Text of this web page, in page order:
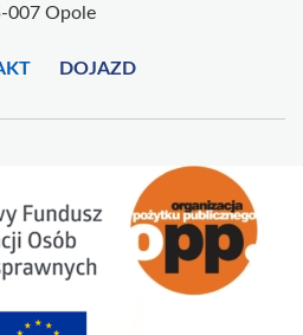
007 Opole
DOJAZD